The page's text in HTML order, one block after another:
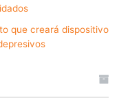
que creará dispositivo